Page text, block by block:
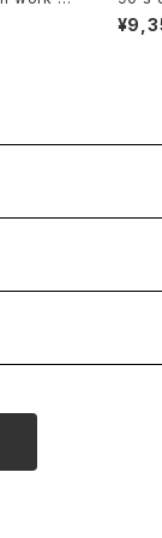
Pants
ulotte